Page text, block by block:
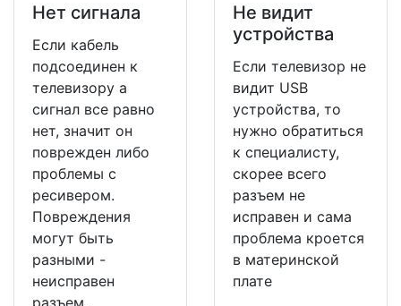
Нет сигнала
Если кабель
подсоединен к
телевизору а
сигнал все равно
нет, значит он
поврежден либо
проблемы с
ресивером.
Повреждения
могут быть
разными -
неисправен
разъем,
Не видит
устройства
Если телевизор не
видит USB
устройства, то
нужно обратиться
к специалисту,
скорее всего
разъем не
исправен и сама
проблема кроется
в материнской
плате